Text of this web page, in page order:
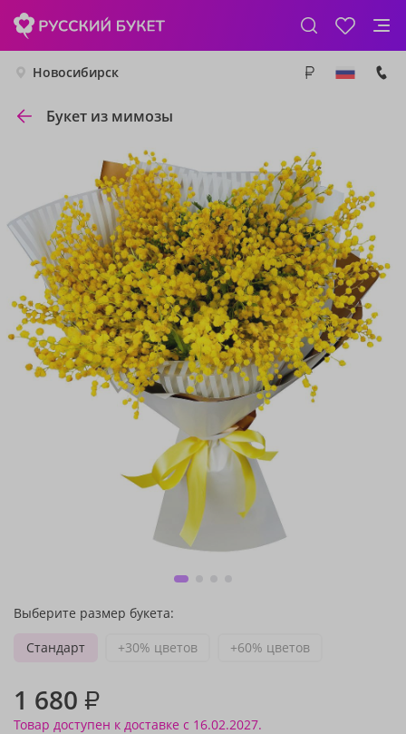
Новосибирск
Букет из мимозы
Выберите размер букета:
Стандарт
+30% цветов +60% цветов
1 680 ₽
Товар доступен к доставке с 16.02.2027.